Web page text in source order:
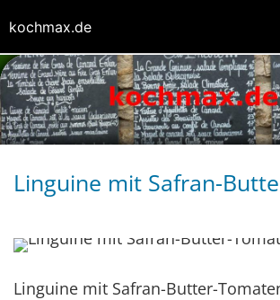
Linguine mit Safran-
Linguine mit Safran-Butter-
kochmax.de